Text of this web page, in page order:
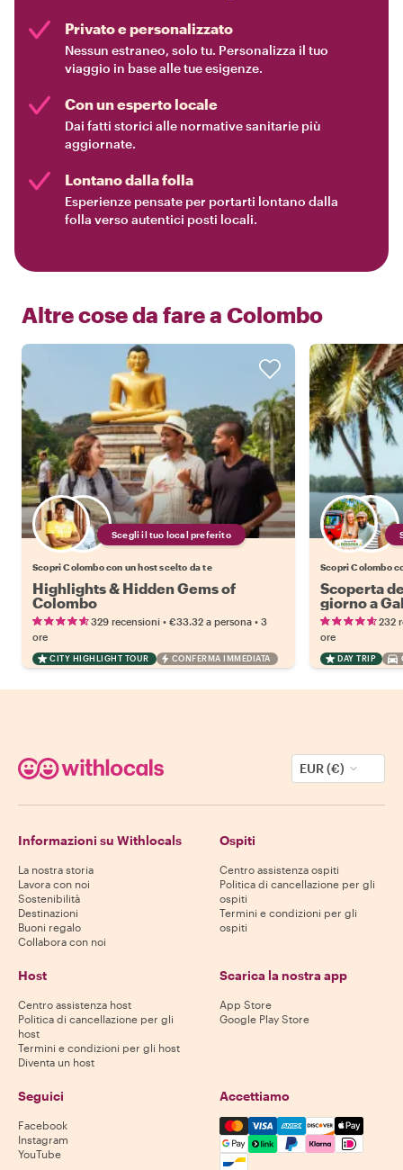
Privato e personalizzato
Nessun estraneo, solo tu. Personalizza il tuo
viaggio in base alle tue esigenze.
Con un esperto locale
Dai fatti storici alle normative sanitarie più
aggiornate.
Lontano dalla folla
Esperienze pensate per portarti lontano dalla
folla verso autentici posti locali.
Altre cose da fare a Colombo
Scegli il tuo local preferito
Scopri Colombo con un host scelto da te
Highlights & Hidden Gems of
Colombo
329 recensioni • €33.32 a persona • 3
ore
CITY HIGHLIGHT TOUR CONFERMA IMMEDIATA
Scopri Colombo
Scoperta
giorno a
232
ore
DAY TRIP
EUR (€)
Informazioni su Withlocals
La nostra storia
Lavora con noi
Sostenibilità
Destinazioni
Buoni regalo
Collabora con noi
Ospiti
Centro assistenza ospiti
Politica di cancellazione per gli
ospiti
Termini e condizioni per gli
ospiti
Host
Centro assistenza host
Politica di cancellazione per gli
host
Termini e condizioni per gli host
Diventa un host
Scarica la nostra app
App Store
Google Play Store
Seguici
Facebook
Instagram
YouTube
Accettiamo
Mastercard, Visa, Amex,